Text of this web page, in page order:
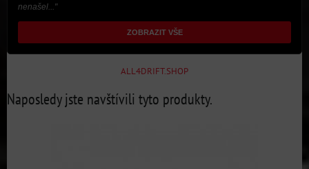
nenašel..."
ZOBRAZIT VŠE
ALL4DRIFT.SHOP
Naposledy jste navštívili tyto produkty.